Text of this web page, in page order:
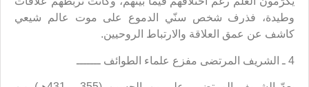
وطيدة، فذرف شخص سنّي الدموع على موت عالم شيعي
كاشف عن عمق العلاقة والارتباط الروحيين.
4 ـ الشريف المرتضى مفزع علماء الطوائف ـــــــ